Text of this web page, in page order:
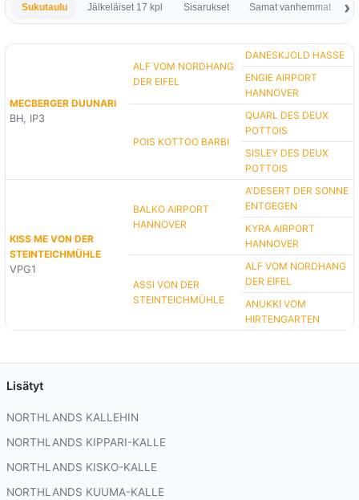
Sukutaulu Jälkeläiset 17 kpl Sisarukset Samat vanhemmat
MECBERGER DUUNARI
BH, IP3
ALF VOM NORDHANG
DER EIFEL
DANESKJOLD HASSE
ENGIE AIRPORT
HANNOVER
POIS KOTTOO BARBI
QUARL DES DEUX
POTTOIS
SISLEY DES DEUX
POTTOIS
KISS ME VON DER
STEINTEICHMÜHLE
VPG1
BALKO AIRPORT
HANNOVER
A'DESERT DER SONNE
ENTGEGEN
KYRA AIRPORT
HANNOVER
ASSI VON DER
STEINTEICHMÜHLE
ALF VOM NORDHANG
DER EIFEL
ANUKKI VOM
HIRTENGARTEN
Lisätyt
NORTHLANDS KALLEHIN
NORTHLANDS KIPPARI-KALLE
NORTHLANDS KISKO-KALLE
NORTHLANDS KUUMA-KALLE